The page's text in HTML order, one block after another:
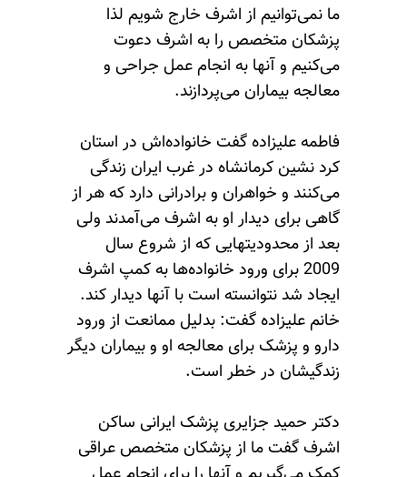
ما نمی‌توانیم از اشرف خارج شویم لذا
پزشکان متخصص را به اشرف دعوت
می‌کنیم و آنها به انجام عمل جراحی و
معالجه بیماران می‌پردازند.
فاطمه علیزاده گفت خانواده‌اش در استان
کرد نشین کرمانشاه در غرب ایران زندگی
می‌کنند و خواهران و برادرانی دارد که هر از
گاهی برای دیدار او به اشرف می‌آمدند ولی
بعد از محدودیتهایی که از شروع سال
2009 برای ورود خانواده‌ها به کمپ اشرف
ایجاد شد نتوانسته است با آنها دیدار کند.
خانم علیزاده گفت: بدلیل ممانعت از ورود
دارو و پزشک برای معالجه او و بیماران دیگر
زندگیشان در خطر است.
دکتر حمید جزایری پزشک ایرانی ساکن
اشرف گفت ما از پزشکان متخصص عراقی